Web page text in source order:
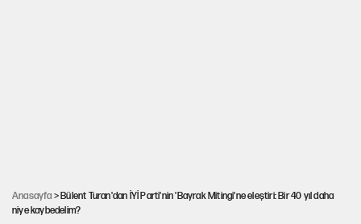
Anasayfa > Bülent Turan'dan İYİ Parti'nin 'Bayrak Mitingi'ne eleştiri: Bir 40 yıl daha
niye kaybedelim?